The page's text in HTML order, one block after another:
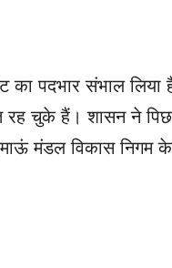
का पदभार संभाल लिया
रह चुके हैं। शासन ने
मंडल विकास निगम के